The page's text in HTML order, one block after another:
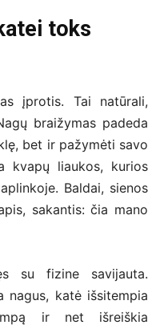
toks
įprotis. Tai natūrali,
braižymas padeda
bet ir pažymėti savo
kvapų liaukos, kurios
Baldai, sienos
sakantis: čia mano
su fizine savijauta.
nagus, katė išsitempia
ir net išreiškia